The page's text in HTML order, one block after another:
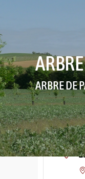
ARBRE DE